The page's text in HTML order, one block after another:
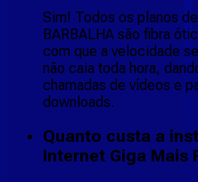
Sim! Todos os planos
BARBALHA são fibra
com que a velocidade
não caia toda hora,
chamadas de vídeos e
downloads.
Quanto custa a
Internet Giga Mais